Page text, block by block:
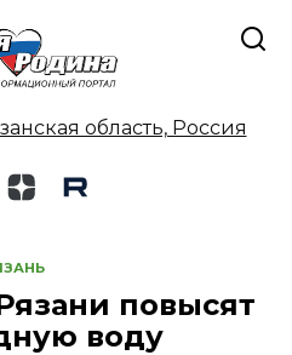
область, Россия
повысят
воду